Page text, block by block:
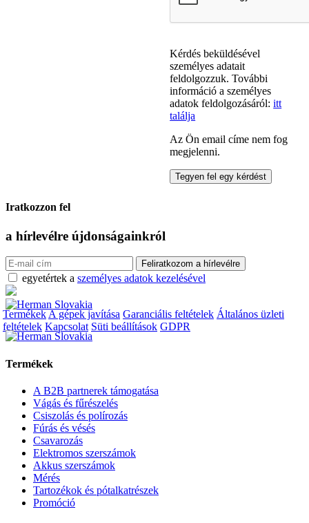
Kérdés beküldésével
személyes adatait
feldolgozzuk. További
információ a személyes
adatok feldolgozásáról:itt
találja
Az Ön email címe nem fog
megjelenni.
Iratkozzon fel
a hírlevélre újdonságainkról
egyetértek a személyes adatok kezelésével
TermékekA gépek javítása Garanciális feltételek Általános üzleti
feltételek Kapcsolat Süti beállítások GDPR
Termékek
A B2B partnerek támogatása
Vágás és fűrészelés
Csiszolás és polírozás
Fúrás és vésés
Csavarozás
Elektromos szerszámok
Akkus szerszámok
Mérés
Tartozékok és pótalkatrészek
Promóció